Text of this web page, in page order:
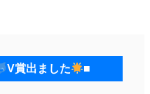
V賞出ました ■